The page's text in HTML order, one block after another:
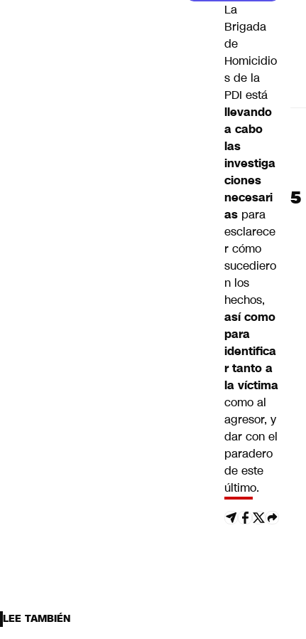
La
Brigada
de
Homicidio
s de la
PDI está
llevando
a cabo
las
investiga
ciones
necesari
as para
esclarece
r cómo
sucediero
n los
hechos,
así como
para
identifica
r tanto a
la víctima
como al
agresor, y
dar con el
paradero
de este
último.
LEE TAMBIÉN